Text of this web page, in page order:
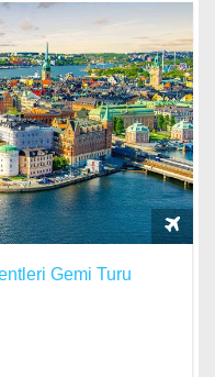
Gemi Turu